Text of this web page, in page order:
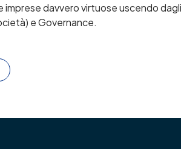
imprese davvero virtuose uscendo
e Governance.